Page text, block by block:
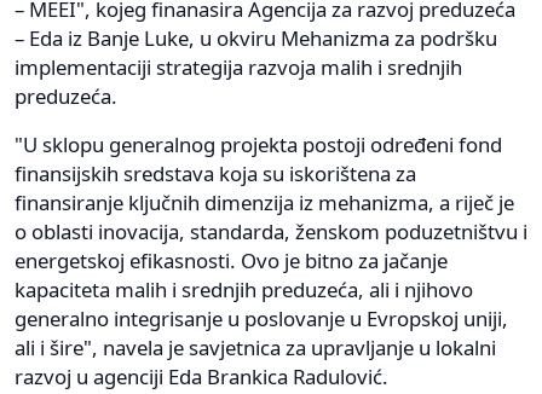
– MEEI", kojeg finanasira Agencija za razvoj preduzeća
– Eda iz Banje Luke, u okviru Mehanizma za podršku
implementaciji strategija razvoja malih i srednjih
preduzeća.
"U sklopu generalnog projekta postoji određeni fond
finansijskih sredstava koja su iskorištena za
finansiranje ključnih dimenzija iz mehanizma, a riječ je
o oblasti inovacija, standarda, ženskom poduzetništvu i
energetskoj efikasnosti. Ovo je bitno za jačanje
kapaciteta malih i srednjih preduzeća, ali i njihovo
generalno integrisanje u poslovanje u Evropskoj uniji,
ali i šire", navela je savjetnica za upravljanje u lokalni
razvoj u agenciji Eda Brankica Radulović.